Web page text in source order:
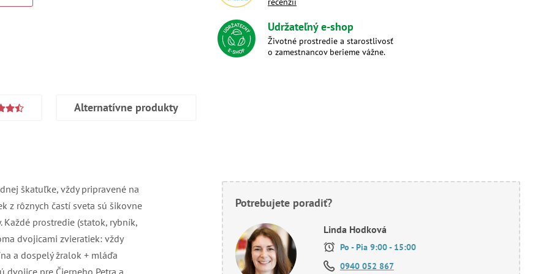
Udržateľný e-shop
Životné prostredie a starostlivosť
o zamestnancov berieme vážne.
Alternatívne produkty
škatuľke, vždy pripravené na
z rôznych častí sveta sú šikovne
prostredie (statok, rybník,
dvojicami zvieratiek: vždy
a dospelý žralok + mláďa
dvojice pre Čierneho Petra a
Potrebujete poradiť?
Linda Hodková
Po - Pia 9:00 - 15:00
0940 052 867